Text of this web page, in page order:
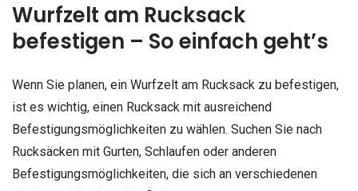
Wurfzelt am Rucksack
befestigen – So einfach geht’s
Wenn Sie planen, ein Wurfzelt am Rucksack zu befestigen,
ist es wichtig, einen Rucksack mit ausreichend
Befestigungsmöglichkeiten zu wählen. Suchen Sie nach
Rucksäcken mit Gurten, Schlaufen oder anderen
Befestigungsmöglichkeiten, die sich an verschiedenen